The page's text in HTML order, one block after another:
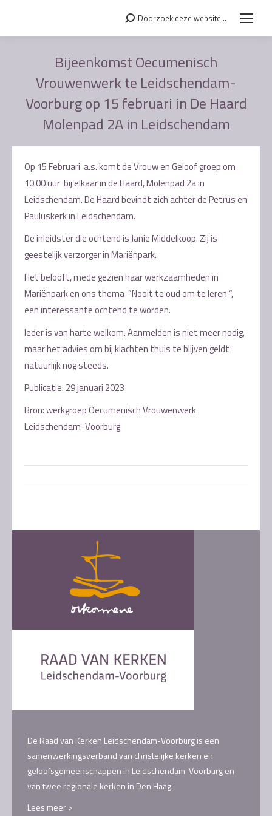
Search:Doorzoek deze website...
Bijeenkomst Oecumenisch
Vrouwenwerk te Leidschendam-
Voorburg op 15 februari in De Haard
Molenpad 2A in Leidschendam
Op 15 Februari a.s. komt de Vrouw en Geloof groep om
10.00 uur bij elkaar in de Haard, Molenpad 2a in
Leidschendam. De Haard bevindt zich achter de Petrus en
Pauluskerk in Leidschendam.
De inleidster die ochtend is Janie Middelkoop. Zij is
geestelijk verzorger in Mariënpark.
Het belooft, mede gezien haar werkzaamheden in
Mariënpark en ons thema ”Nooit te oud om te leren “,
een interessante ochtend te worden.
Ieder is van harte welkom. Aanmelden is niet meer nodig,
maar het advies om bij klachten thuis te blijven geldt
natuurlijk nog steeds.
Publicatie: 29 januari 2023
Bron: werkgroep Oecumenisch Vrouwenwerk
Leidschendam-Voorburg
Post
De Raad van Kerken Leidschendam-Voorburg is een
samenwerkingsverband van christelijke kerken en
geloofsgemeenschappen in Leidschendam-Voorburg en
van twee regionale kerken in Den Haag.
Lees meer >